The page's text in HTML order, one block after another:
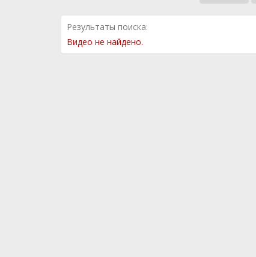
Результаты поиска:
Видео не найдено.